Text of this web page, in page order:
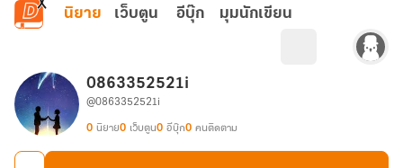
ข้ามไปยังเนื้อหาหลัก
นิยาย เว็บตูน อีบุ๊ก มุมนักเขียน
0863352521i
@0863352521i
0 นิยาย0 เว็บตูน0 อีบุ๊ก0 คนติดตาม